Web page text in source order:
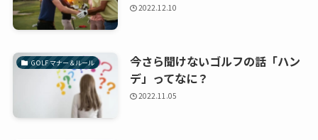
2022.12.10
GOLF マナー＆ルール
今さら聞けないゴルフの話「ハン
デ」ってなに？
2022.11.05